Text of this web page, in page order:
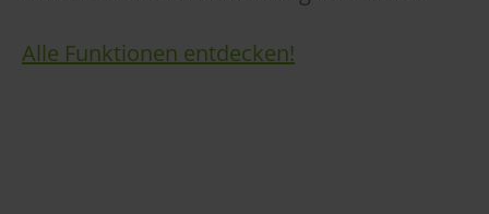
Alle Funktionen entdecken!